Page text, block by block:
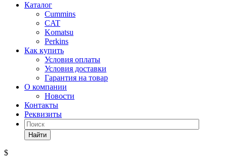
Каталог
Cummins
CAT
Komatsu
Perkins
Как купить
Условия оплаты
Условия доставки
Гарантия на товар
О компании
Новости
Контакты
Реквизиты
Найти
$